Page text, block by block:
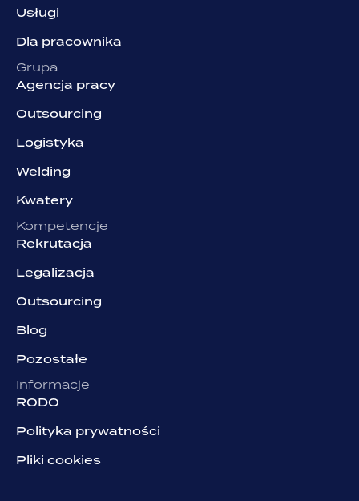
Usługi
Dla pracownika
Grupa
Agencja pracy
Outsourcing
Logistyka
Welding
Kwatery
Kompetencje
Rekrutacja
Legalizacja
Outsourcing
Blog
Pozostałe
Informacje
RODO
Polityka prywatności
Pliki cookies